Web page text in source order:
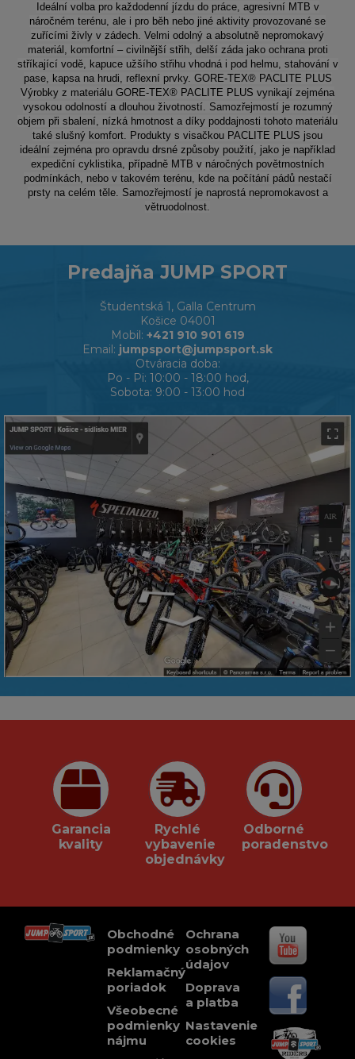
Ideální volba pro každodenní jízdu do práce, agresivní MTB v
náročném terénu, ale i pro běh nebo jiné aktivity provozované se
zuřícími živly v zádech. Velmi odolný a absolutně nepromokavý
materiál, komfortní – civilnější střih, delší záda jako ochrana proti
stříkající vodě, kapuce užšího střihu vhodná i pod helmu, stahování v
pase, kapsa na hrudi, reflexní prvky. GORE-TEX® PACLITE PLUS
Výrobky z materiálu GORE-TEX® PACLITE PLUS vynikají zejména
vysokou odolností a dlouhou životností. Samozřejmostí je rozumný
objem při sbalení, nízká hmotnost a díky poddajnosti tohoto materiálu
také slušný komfort. Produkty s visačkou PACLITE PLUS jsou
ideální zejména pro opravdu drsné způsoby použití, jako je například
expediční cyklistika, případně MTB v náročných povětrnostních
podmínkách, nebo v takovém terénu, kde na počítání pádů nestačí
prsty na celém těle. Samozřejmostí je naprostá nepromokavost a
větruodolnost.
Predajňa JUMP SPORT
Študentská 1, Galla Centrum
Košice 04001
Mobil: +421 910 901 619
Email: jumpsport@jumpsport.sk
Otváracia doba:
Po - Pi: 10:00 - 18:00 hod,
Sobota: 9:00 - 13:00 hod
Garancia
kvality
Rychlé
vybavenie
objednávky
Odborné
poradenstvo
Obchodné
podmienky
Reklamačný
poriadok
Všeobecné
podmienky
nájmu
Ochrana
osobných
údajov
Doprava
a platba
Nastavenie
cookies